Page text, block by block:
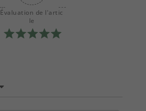
Évaluation de l'artic
le